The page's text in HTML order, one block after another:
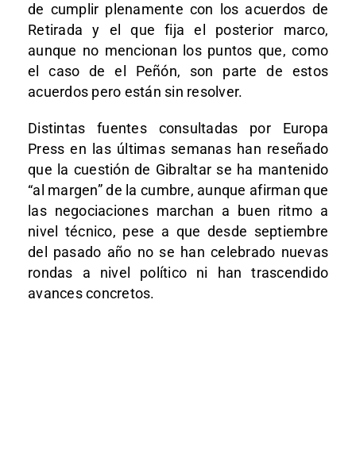
de cumplir plenamente con los acuerdos de
Retirada y el que fija el posterior marco,
aunque no mencionan los puntos que, como
el caso de el Peñón, son parte de estos
acuerdos pero están sin resolver.
Distintas fuentes consultadas por Europa
Press en las últimas semanas han reseñado
que la cuestión de Gibraltar se ha mantenido
“al margen” de la cumbre, aunque afirman que
las negociaciones marchan a buen ritmo a
nivel técnico, pese a que desde septiembre
del pasado año no se han celebrado nuevas
rondas a nivel político ni han trascendido
avances concretos.